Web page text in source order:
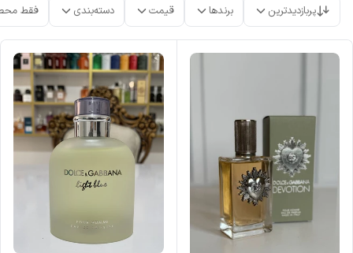
پربازدیدترین برندها قیمت دسته‌بندی فقط